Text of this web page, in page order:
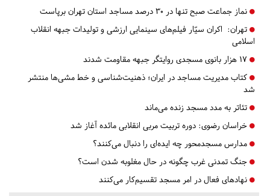
نماز جماعت صبح تنها در ۳۰ درصد مساجد استان تهران برپاست
تهران: اکران سیّار فیلم‌های سینمایی ارزشی و تولیدات جبهه انقلاب
اسلامی
۱۷ هزار بانوی مسجدی روایتگر جبهه مقاومت شدند
کتاب مدیریت مساجد در ایران؛ ذهنیت‌شناسی و خط مشی‌ها منتشر
شد
تئاتر به مدد مسجد زنده می‌ماند
خراسان رضوی: دوره تربیت مربی انقلابی مائده آغاز شد
مدارس مسجدمحور چه ایده‌ای را دنبال می‌کنند؟
جنگ تمدنی غرب چگونه در حال مغلوبه شدن است؟
نهادهای فعال در امر مسجد تقسیم‌کار می‌کنند